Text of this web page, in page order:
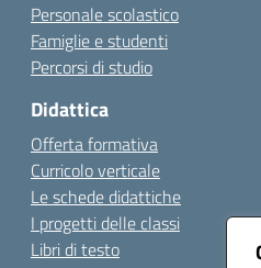
Personale scolastico
Famiglie e studenti
Percorsi di studio
Didattica
Offerta formativa
Curricolo verticale
Le schede didattiche
I progetti delle classi
Libri di testo